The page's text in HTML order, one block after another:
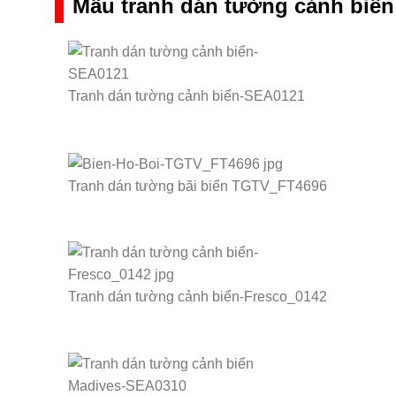
Mẫu tranh dán tường cảnh
Tranh dán tường cảnh biển-SEA0121
Tranh dán tường bãi biển TGTV_FT4696
Tranh dán tường cảnh biển-Fresco_0142